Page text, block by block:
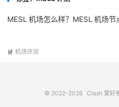
MESL 机场怎么样？MESL 机场节
 机场评测
© 2022-2026 Clash 爱好